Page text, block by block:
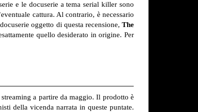
e le docuserie a tema serial killer sono
cattura. Al contrario, è necessario
oggetto di questa recensione,The
quello desiderato in origine. Per
a partire da maggio. Il prodotto è
della vicenda narrata in queste puntate.